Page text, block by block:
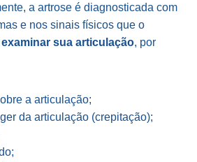
a artrose é diagnosticada com
e nos sinais físicos que o
examinar sua articulação, por
a articulação;
da articulação (crepitação);